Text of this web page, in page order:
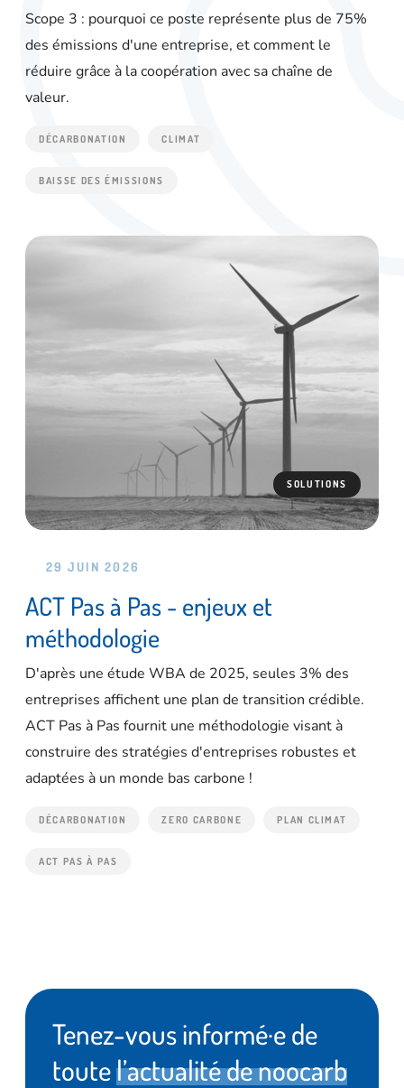
Scope 3 : pourquoi ce poste représente plus de 75%
des émissions d'une entreprise, et comment le
réduire grâce à la coopération avec sa chaîne de
valeur.
DÉCARBONATION CLIMAT
BAISSE DES ÉMISSIONS
SOLUTIONS
29 JUIN 2026
ACT Pas à Pas - enjeux et
méthodologie
D'après une étude WBA de 2025, seules 3% des
entreprises affichent une plan de transition crédible.
ACT Pas à Pas fournit une méthodologie visant à
construire des stratégies d'entreprises robustes et
adaptées à un monde bas carbone !
DÉCARBONATION ZERO CARBONE PLAN CLIMAT
ACT PAS À PAS
Tenez-vous informé·e de
toutel’actualité de noocarb